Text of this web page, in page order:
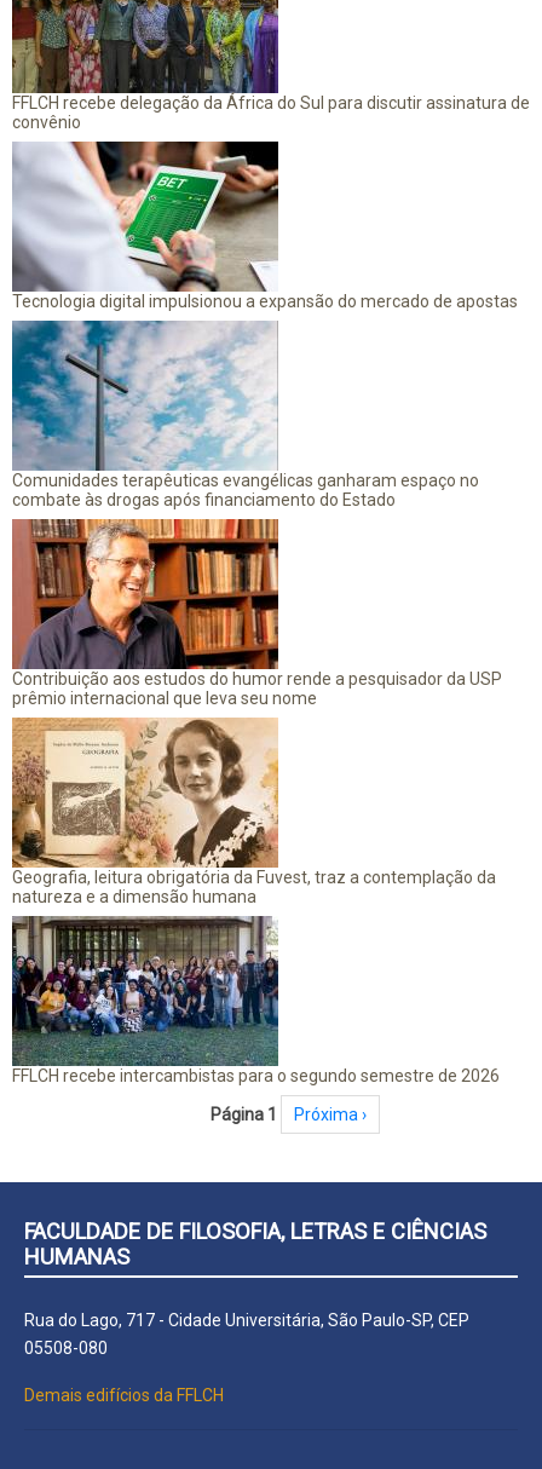
FFLCH recebe delegação da África do Sul para discutir assinatura de
convênio
Tecnologia digital impulsionou a expansão do mercado de apostas
Comunidades terapêuticas evangélicas ganharam espaço no
combate às drogas após financiamento do Estado
Contribuição aos estudos do humor rende a pesquisador da USP
prêmio internacional que leva seu nome
Geografia, leitura obrigatória da Fuvest, traz a contemplação da
natureza e a dimensão humana
FFLCH recebe intercambistas para o segundo semestre de 2026
Página 1 Próxima página
Próxima ›
FACULDADE DE FILOSOFIA, LETRAS E CIÊNCIAS
HUMANAS
Rua do Lago, 717 - Cidade Universitária, São Paulo-SP, CEP
05508-080
Demais edifícios da FFLCH